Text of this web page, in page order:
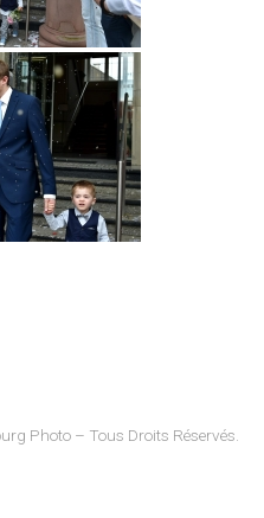
Photo – Tous Droits Réservés.